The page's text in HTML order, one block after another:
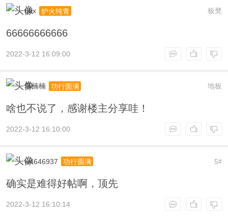
板凳
qbx 炉火纯青
66666666666
2022-3-12 16:09:00
地板
慕楠楠 功行圆满
啥也不说了，感谢楼主分享哇！
2022-3-12 16:10:00
5#
w4646937 功行圆满
确实是难得好帖啊，顶先
2022-3-12 16:10:14